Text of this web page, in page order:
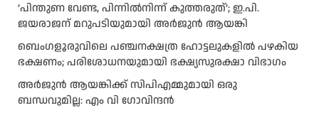
‘പിന്തുണ വേണ്ട, പിന്നിൽനിന്ന് കുത്തരുത്’; ഇ.പി.
ജയരാജന് മറുപടിയുമായി അർജുൻ ആയങ്കി
ബെംഗളൂരുവിലെ പഞ്ചനക്ഷത്ര ഹോട്ടലുകളിൽ പഴകിയ
ഭക്ഷണം; പരിശോധനയുമായി ഭക്ഷ്യസുരക്ഷാ വിഭാഗം
അര്‍ജുന്‍ ആയങ്കിക്ക് സിപിഎമ്മുമായി ഒരു
ബന്ധവുമില്ല: എം വി ഗോവിന്ദന്‍